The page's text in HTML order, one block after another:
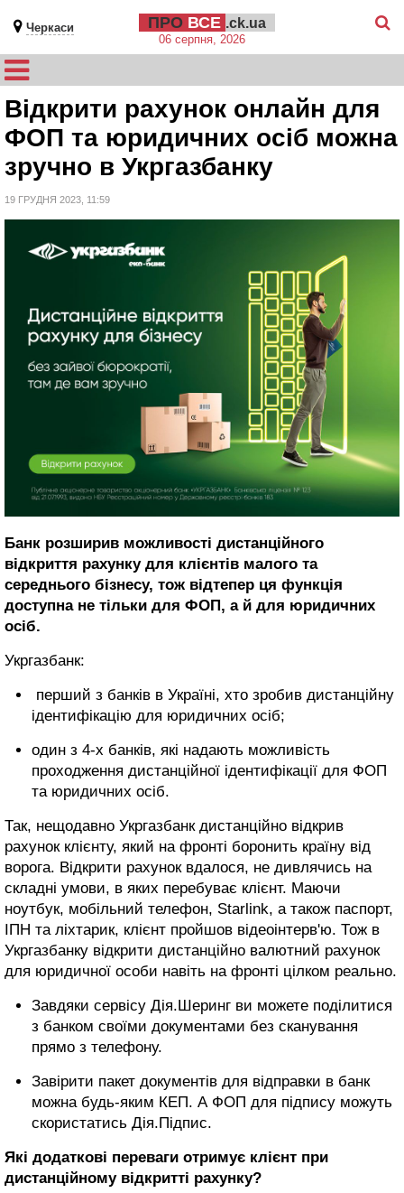
Черкаси ПРО ВСЕ .ck.ua
06 серпня, 2026
Відкрити рахунок онлайн для
ФОП та юридичних осіб можна
зручно в Укргазбанку
19 ГРУДНЯ 2023, 11:59
Банк розширив можливості дистанційного
відкриття рахунку для клієнтів малого та
середнього бізнесу, тож відтепер ця функція
доступна не тільки для ФОП, а й для юридичних
осіб.
Укргазбанк:
перший з банків в Україні, хто зробив дистанційну
ідентифікацію для юридичних осіб;
один з 4-х банків, які надають можливість
проходження дистанційної ідентифікації для ФОП
та юридичних осіб.
Так, нещодавно Укргазбанк дистанційно відкрив
рахунок клієнту, який на фронті боронить країну від
ворога. Відкрити рахунок вдалося, не дивлячись на
складні умови, в яких перебуває клієнт. Маючи
ноутбук, мобільний телефон, Starlink, а також паспорт,
ІПН та ліхтарик, клієнт пройшов відеоінтерв'ю. Тож в
Укргазбанку відкрити дистанційно валютний рахунок
для юридичної особи навіть на фронті цілком реально.
Завдяки сервісу Дія.Шеринг ви можете поділитися
з банком своїми документами без сканування
прямо з телефону.
Завірити пакет документів для відправки в банк
можна будь-яким КЕП. А ФОП для підпису можуть
скористатись Дія.Підпис.
Які додаткові переваги отримує клієнт при
дистанційному відкритті рахунку?